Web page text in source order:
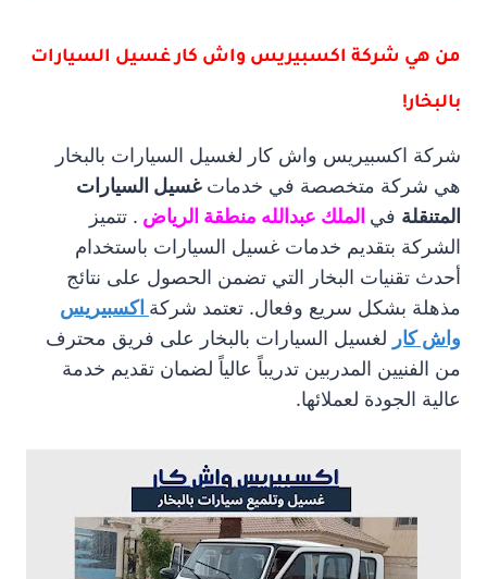
من هي شركة اكسبيريس واش كار غسيل السيارات
بالبخار!
شركة اكسبيريس واش كار لغسيل السيارات بالبخار
هي شركة متخصصة في خدماتغسيل السيارات
المتنقلة في الملك عبدالله منطقة الرياض . تتميز
الشركة بتقديم خدمات غسيل السيارات باستخدام
أحدث تقنيات البخار التي تضمن الحصول على نتائج
مذهلة بشكل سريع وفعال. تعتمد شركة اكسبيريس
واش كار لغسيل السيارات بالبخار على فريق محترف
من الفنيين المدربين تدريباً عالياً لضمان تقديم خدمة
عالية الجودة لعملائها.